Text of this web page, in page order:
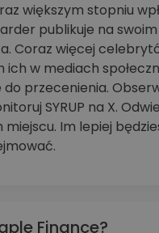
większym stopniu
publikuje na
Coraz więcej
ich w mediach
przecenienia.
SYRUP na X.
miejscu. Im lepiej
Finance?